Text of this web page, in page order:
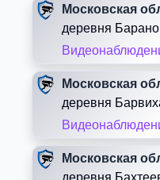
Московская
деревня
Московская
деревня
Московская